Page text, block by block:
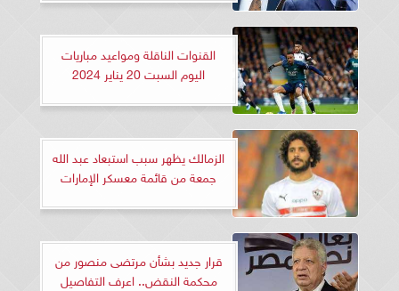
القنوات الناقلة ومواعيد مباريات
اليوم السبت 20 يناير 2024
الزمالك يظهر سبب استبعاد عبد الله
جمعة من قائمة معسكر الإمارات
قرار جديد بشأن مرتضى منصور من
محكمة النقض.. اعرف التفاصيل